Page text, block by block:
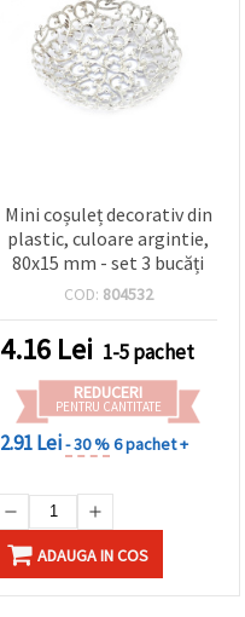
Mini coșuleț decorativ din
plastic, culoare argintie,
80x15 mm - set 3 bucăți
COD: 804532
4.16 Lei 1-5 pachet
REDUCERI
PENTRU CANTITATE
2.91 Lei- 30 %6 pachet +
ADAUGA IN COS